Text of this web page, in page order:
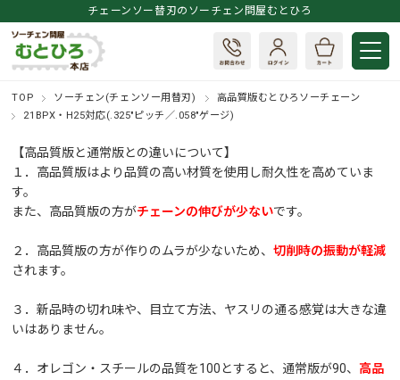
チェーンソー替刃のソーチェン問屋むとひろ
TOP ソーチェン(チェンソー用替刃)
高品質版むとひろソーチェーン
21BPX・H25対応(.325"ピッチ／.058"ゲージ)
【高品質版と通常版との違いについて】
１．高品質版はより品質の高い材質を使用し耐久性を高めていま
す。
また、高品質版の方がチェーンの伸びが少ないです。
２．高品質版の方が作りのムラが少ないため、切削時の振動が軽減
されます。
３．新品時の切れ味や、目立て方法、ヤスリの通る感覚は大きな違
いはありません。
４．オレゴン・スチールの品質を100とすると、通常版が90、 高品